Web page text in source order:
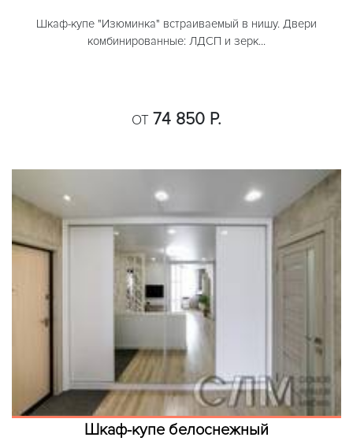
Шкаф-купе "Изюминка" встраиваемый в нишу. Двери
комбинированные: ЛДСП и зерк...
ОТ 74 850 Р.
Шкаф-купе белоснежный